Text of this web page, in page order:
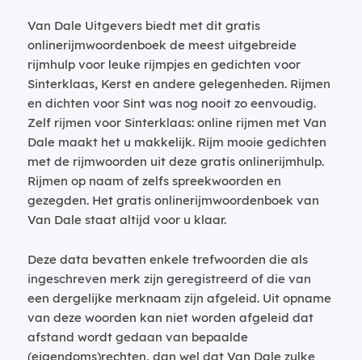
Van Dale Uitgevers biedt met dit gratis
onlinerijmwoordenboek de meest uitgebreide
rijmhulp voor leuke rijmpjes en gedichten voor
Sinterklaas, Kerst en andere gelegenheden. Rijmen
en dichten voor Sint was nog nooit zo eenvoudig.
Zelf rijmen voor Sinterklaas: online rijmen met Van
Dale maakt het u makkelijk. Rijm mooie gedichten
met de rijmwoorden uit deze gratis onlinerijmhulp.
Rijmen op naam of zelfs spreekwoorden en
gezegden. Het gratis onlinerijmwoordenboek van
Van Dale staat altijd voor u klaar.
Deze data bevatten enkele trefwoorden die als
ingeschreven merk zijn geregistreerd of die van
een dergelijke merknaam zijn afgeleid. Uit opname
van deze woorden kan niet worden afgeleid dat
afstand wordt gedaan van bepaalde
(eigendoms)rechten, dan wel dat Van Dale zulke